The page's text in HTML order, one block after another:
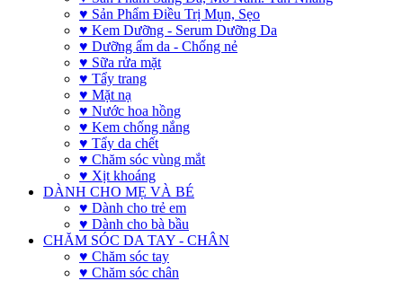
♥ Sản Phẩm Điều Trị Mụn, Sẹo
♥ Kem Dưỡng - Serum Dưỡng Da
♥ Dưỡng ẩm da - Chống nẻ
♥ Sữa rửa mặt
♥ Tẩy trang
♥ Mặt nạ
♥ Nước hoa hồng
♥ Kem chống nắng
♥ Tẩy da chết
♥ Chăm sóc vùng mắt
♥ Xịt khoáng
DÀNH CHO MẸ VÀ BÉ
♥ Dành cho trẻ em
♥ Dành cho bà bầu
CHĂM SÓC DA TAY - CHÂN
♥ Chăm sóc tay
♥ Chăm sóc chân